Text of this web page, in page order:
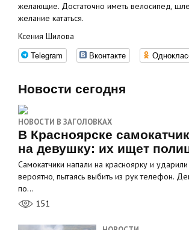
желающие. Достаточно иметь велосипед,
желание кататься.
Ксения Шилова
Telegram Вконтакте
Новости сегодня
НОВОСТИ В ЗАГОЛОВКАХ
В Красноярске
на девушку: их ищет
Самокатчики напали на красноярку и
вероятно, пытаясь выбить из рук телефон.
по…
151